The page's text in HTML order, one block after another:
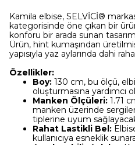
Kamila elbise, SELVİCİ®
kategorisinde öne çıkan bir
konforu bir arada sunan
Ürün, hint kumaşından
yapısıyla yaz aylarında dahi
Özellikler:
Boy: 130 cm, bu ölçü,
oluşturmasına yardımcı
Manken Ölçüleri: 1.71
manken üzerinde
tiplerine uyum
Rahat Lastikli Bel:
kullanıcıya esneklik